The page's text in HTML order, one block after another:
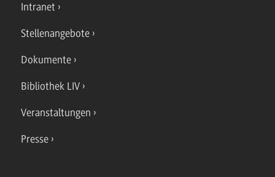
Intranet
Stellenangebote
Dokumente
Bibliothek LIV
Veranstaltungen
Presse